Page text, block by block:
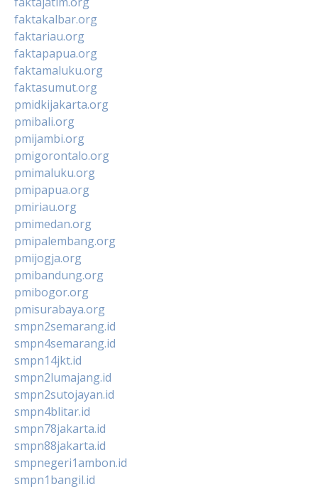
faktakalbar.org
faktariau.org
faktapapua.org
faktamaluku.org
faktasumut.org
pmidkijakarta.org
pmibali.org
pmijambi.org
pmigorontalo.org
pmimaluku.org
pmipapua.org
pmiriau.org
pmimedan.org
pmipalembang.org
pmijogja.org
pmibandung.org
pmibogor.org
pmisurabaya.org
smpn2semarang.id
smpn4semarang.id
smpn14jkt.id
smpn2lumajang.id
smpn2sutojayan.id
smpn4blitar.id
smpn78jakarta.id
smpn88jakarta.id
smpnegeri1ambon.id
smpn1bangil.id